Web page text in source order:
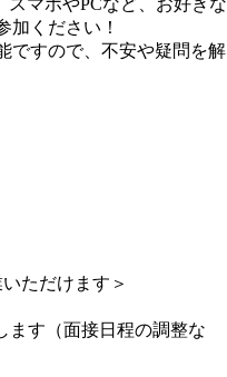
スマホやPCなど、お好きな
加ください！
ですので、不安や疑問を解
ただけます＞
ます（面接日程の調整な